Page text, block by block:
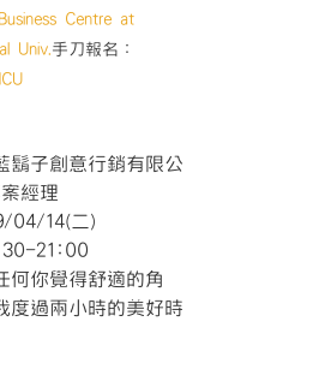
Centre at
Univ.手刀報名：
鬍子創意行銷有限公
經理
04/14(二)
21:00
何你覺得舒適的角
度過兩小時的美好時